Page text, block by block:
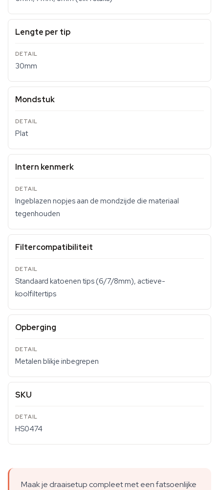
Lengte per tip
30mm
Mondstuk
Plat
Intern kenmerk
Ingeblazen nopjes aan de mondzijde die materiaal
tegenhouden
Filtercompatibiliteit
Standaard katoenen tips (6/7/8mm), actieve-
koolfiltertips
Opberging
Metalen blikje inbegrepen
SKU
HS0474
Maak je draaisetup compleet met een fatsoenlijke